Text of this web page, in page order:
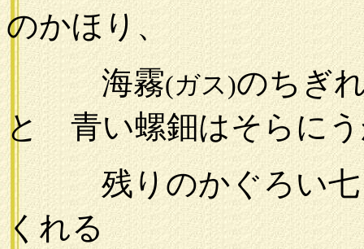
のかほり、
海霧(ガス)のちぎ
と 青い螺鈿はそらに
残りのかぐろい七
くれる